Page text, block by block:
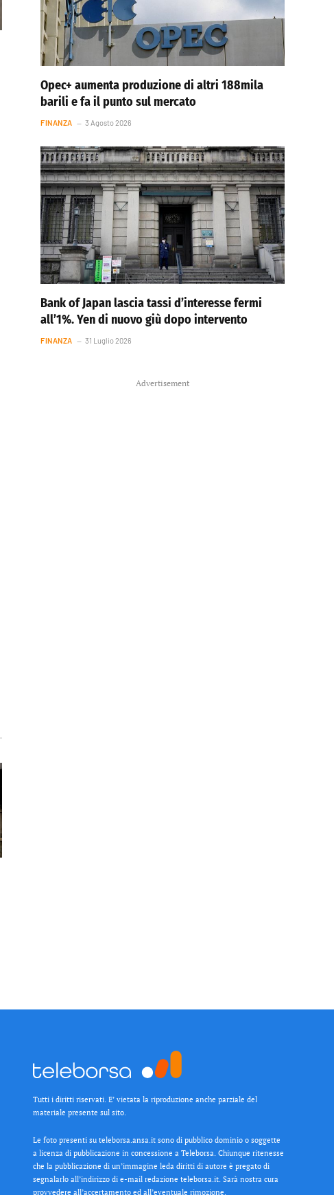
Opec+ aumenta produzione di altri 188mila
barili e fa il punto sul mercato
FINANZA 3 Agosto 2026
Bank of Japan lascia tassi d’interesse fermi
all’1%. Yen di nuovo giù dopo intervento
FINANZA 31 Luglio 2026
Advertisement
Tutti i diritti riservati. E’ vietata la riproduzione anche parziale del
materiale presente sul sito.
Le foto presenti su teleborsa.ansa.it sono di pubblico dominio o soggette
a licenza di pubblicazione in concessione a Teleborsa. Chiunque ritenesse
che la pubblicazione di un’immagine leda diritti di autore è pregato di
segnalarlo all’indirizzo di e-mail redazione teleborsa.it. Sarà nostra cura
provvedere all’accertamento ed all’eventuale rimozione.